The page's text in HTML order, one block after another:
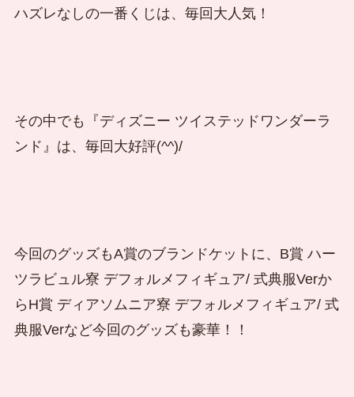
ハズレなしの一番くじは、毎回大人気！
その中でも『ディズニー ツイステッドワンダーラ
ンド』は、毎回大好評(^^)/
今回のグッズもA賞のブランドケットに、B賞 ハー
ツラビュル寮 デフォルメフィギュア/ 式典服Verか
らH賞 ディアソムニア寮 デフォルメフィギュア/ 式
典服Verなど今回のグッズも豪華！！